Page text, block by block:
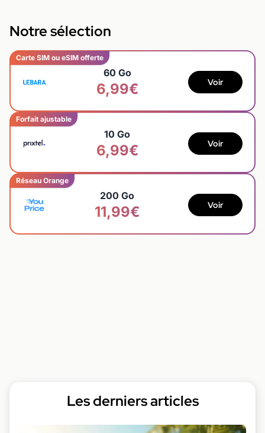
Notre sélection
Carte SIM ou eSIM offerte
60 Go
6,99€ Voir
Forfait ajustable
10 Go
6,99€ Voir
Réseau Orange
200 Go
11,99€ Voir
Les derniers articles